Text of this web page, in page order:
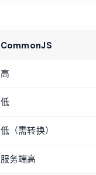
CommonJS
高
低
低（需转换）
服务端高